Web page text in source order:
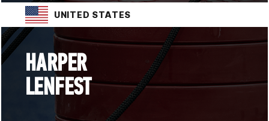
UNITED STATES
HARPER
LENFEST